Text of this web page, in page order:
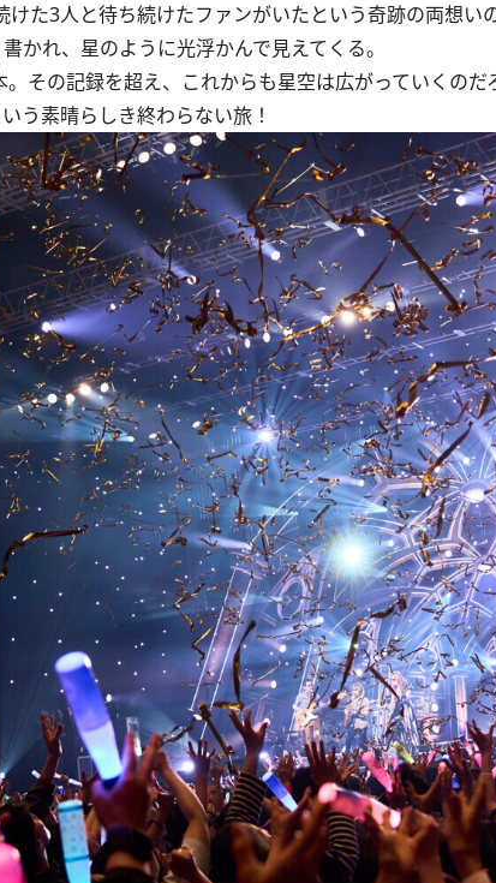
た3人と待ち続けたファンがいたという奇跡の両想い
かれ、星のように光浮かんで見えてくる。
その記録を超え、これからも星空は広がっていくのだ
う素晴らしき終わらない旅！